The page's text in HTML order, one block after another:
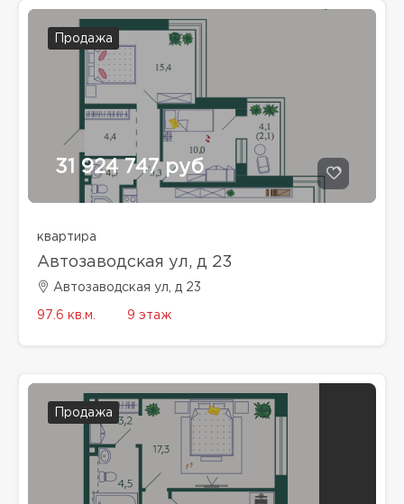
Продажа
31 924 747 руб
квартира
Автозаводская ул, д 23
Автозаводская ул, д 23
97.6 кв.м. 9 этаж
Продажа